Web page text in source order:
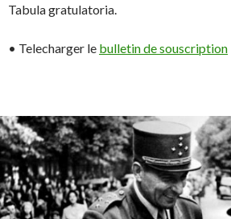
Tabula gratulatoria.
• Telecharger le bulletin de souscription